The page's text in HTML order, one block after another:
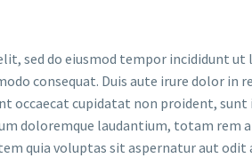
sed do eiusmod tempor incididunt
consequat. Duis aute irure dolor
cupidatat non proident,
doloremque laudantium, totam rem
quia voluptas sit aspernatur aut